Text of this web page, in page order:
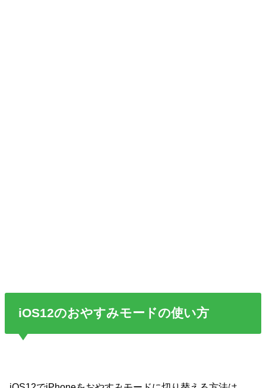
iOS12のおやすみモードの使い方